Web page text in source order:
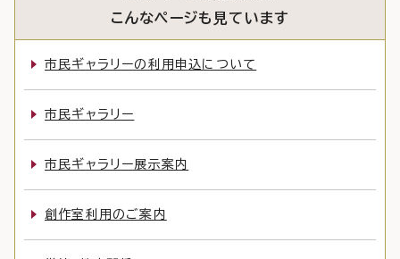
こんなページも見ています
市民ギャラリーの利用申込について
市民ギャラリー
市民ギャラリー展示案内
創作室利用のご案内